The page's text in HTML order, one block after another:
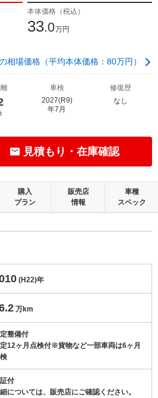
本体価格（税込）
33.0万円
相場価格（平均本体価格：80万円）
車検
2027(R9)
年7月
修復歴
なし
見積もり・在庫確認
購入
プラン
販売店
情報
車種
スペック
(H22)年
万km
整備付
12ヶ月点検付※貨物など一部車両は6ヶ月
付
については、販売店にご確認ください。